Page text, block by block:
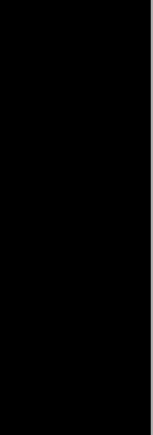
visual y su
con
Elizabeth
en el